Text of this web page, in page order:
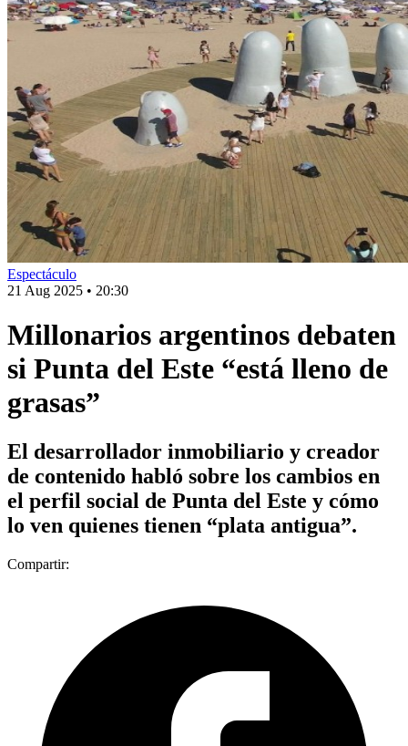
Espectáculo
21 Aug 2025 • 20:30
Millonarios argentinos debaten
si Punta del Este “está lleno de
grasas”
El desarrollador inmobiliario y creador
de contenido habló sobre los cambios en
el perfil social de Punta del Este y cómo
lo ven quienes tienen “plata antigua”.
Compartir: